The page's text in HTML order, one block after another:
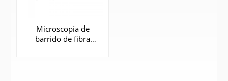
Microscopía de
barrido de fibra